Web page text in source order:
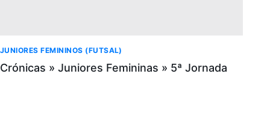
JUNIORES FEMININOS (FUTSAL)
Crónicas » Juniores Femininas » 5ª Jornada